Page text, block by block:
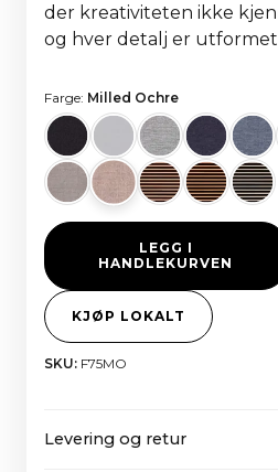
der kreativiteten ikke
og hver detalj er
Farge: Milled Ochre
LEGG I
HANDLEKURVEN
KJØP LOKALT
SKU: F75MO
Levering og retur